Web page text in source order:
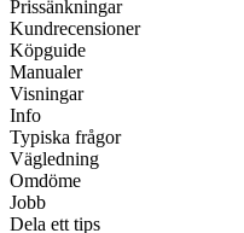
Prissänkningar
Kundrecensioner
Köpguide
Manualer
Visningar
Info
Typiska frågor
Vägledning
Omdöme
Jobb
Dela ett tips